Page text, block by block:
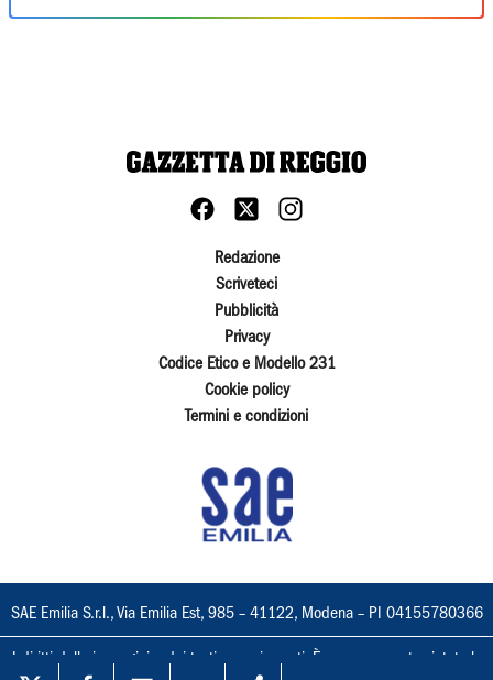
Redazione
Scriveteci
Pubblicità
Privacy
Codice Etico e Modello 231
Cookie policy
Termini e condizioni
SAE Emilia S.r.l., Via Emilia Est, 985 – 41122, Modena – PI 04155780366
I diritti delle immagini e dei testi sono riservati. È espressamente vietata la